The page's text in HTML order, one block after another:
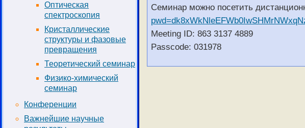
Оптическая
спектроскопия
Кристаллические
структуры и фазовые
превращения
Теоретический семинар
Физико-химический
семинар
Конференции
Важнейшие научные
Семинар можно посетить
Meeting ID: 863 3137 4889
Passcode: 031978